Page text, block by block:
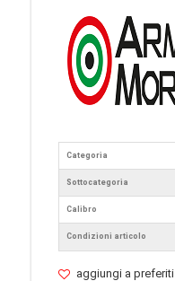
Categoria
Sottocategoria
Calibro
Condizioni articolo
aggiungi a preferiti